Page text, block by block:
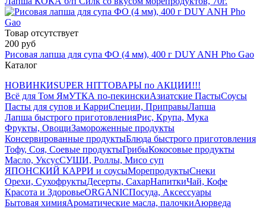
Товар отсутствует
200 руб
Рисовая лапша для супа ФО (4 мм), 400 г DUY ANН Pho Gao
Каталог
НОВИНКИSUPER HITТОВАРЫ по АКЦИИ!!!
Всё для Том ЯмУТКА по-пекинскиАзиатские ПастыСоусы
Пасты для супов и КарриСпеции, ПриправыЛапша
Лапша быстрого приготовленияРис, Крупа, Мука
Фрукты, ОвощиЗамороженные продукты
Консервированные продуктыБлюда быстрого приготовления
Тофу, Соя, Соевые продуктыГрибыКокосовые продукты
Масло, УксусСУШИ, Роллы, Мисо суп
ЯПОНСКИЙ КАРРИ и соусыМорепродуктыСнеки
Орехи, СухофруктыДесерты, СахарНапиткиЧай, Кофе
Красота и ЗдоровьеORGANICПосуда, Аксессуары
Бытовая химияАроматические масла, палочкиАюрведа